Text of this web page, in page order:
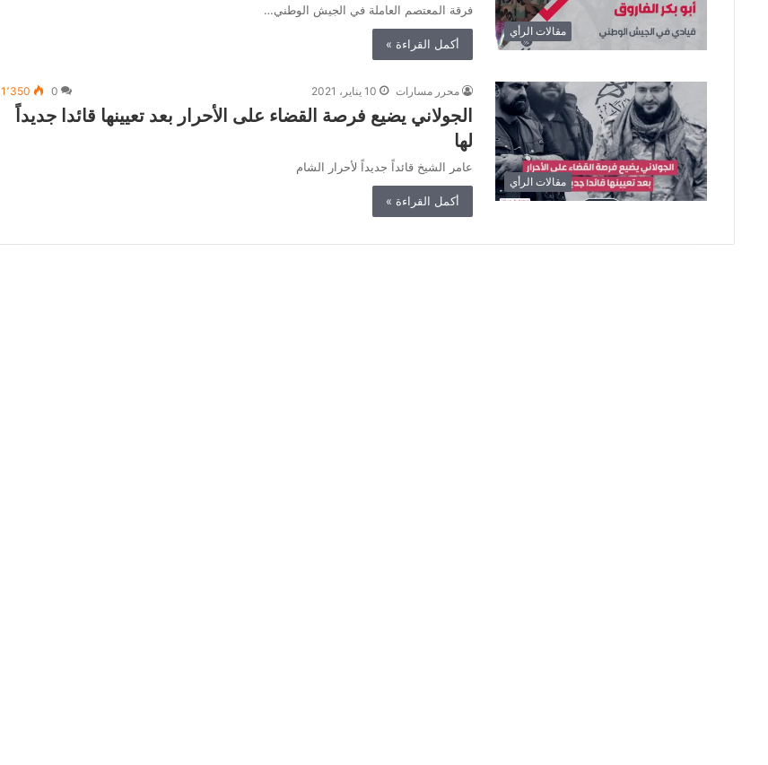
مقالات الرأي
فرقة المعتصم العاملة في الجيش الوطني…
أكمل القراءة »
مقالات الرأي
محرر مسارات 10 يناير، 2021 0 1٬350
الجولاني يضيع فرصة القضاء على الأحرار بعد تعيينها قائدا جديداً
لها
عامر الشيخ قائداً جديداً لأحرار الشام
أكمل القراءة »